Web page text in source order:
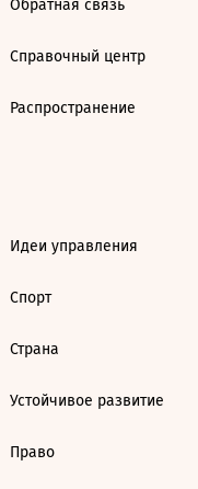
Обратная связь
Справочный центр
Распространение
Идеи управления
Спорт
Страна
Устойчивое развитие
Право